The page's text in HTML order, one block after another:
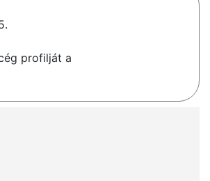
profilját a